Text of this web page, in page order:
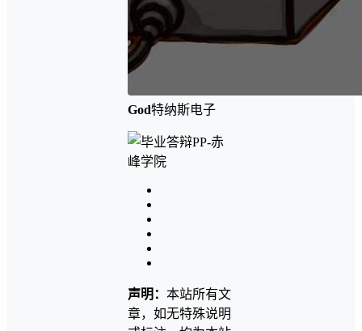
God特纳斯电子
声明： 本站所有文
章，如无特殊说明